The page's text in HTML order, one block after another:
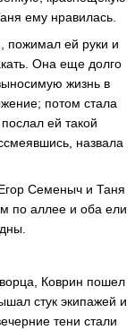
ему нравилась.
пожимал ей руки и
Она еще долго
жизнь в
потом стала
ей такой
назвала
Семеныч и Таня
по аллее и оба ели
Коврин пошел
стук экипажей и
тени стали